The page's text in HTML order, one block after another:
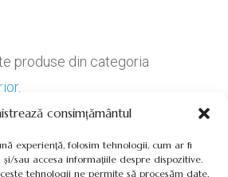
consimțământul
experiență, folosim tehnologii, cum ar fi
sau accesa informațiile despre dispozitive.
tehnologii ne permite să procesăm date,
produse din categoria
.